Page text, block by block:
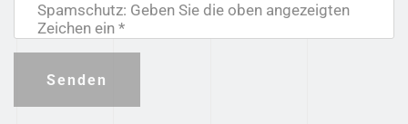
Spamschutz: Geben Sie die oben angezeigten
Zeichen ein *
Senden